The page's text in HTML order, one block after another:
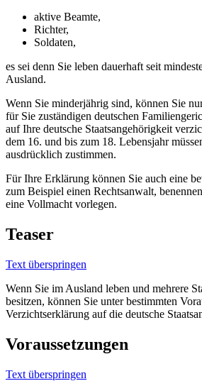
aktive Beamte,
Richter,
Soldaten,
es sei denn Sie leben dauerhaft seit
Ausland.
Wenn Sie minderjährig sind, können Sie
für Sie zuständigen deutschen
auf Ihre deutsche Staatsangehörigkeit
dem 16. und bis zum 18. Lebensjahr
ausdrücklich zustimmen.
Für Ihre Erklärung können Sie auch eine
zum Beispiel einen Rechtsanwalt,
eine Vollmacht vorlegen.
Teaser
Text überspringen
Wenn Sie im Ausland leben und mehrere
besitzen, können Sie unter bestimmten
Verzichtserklärung auf die deutsche
Voraussetzungen
Text überspringen